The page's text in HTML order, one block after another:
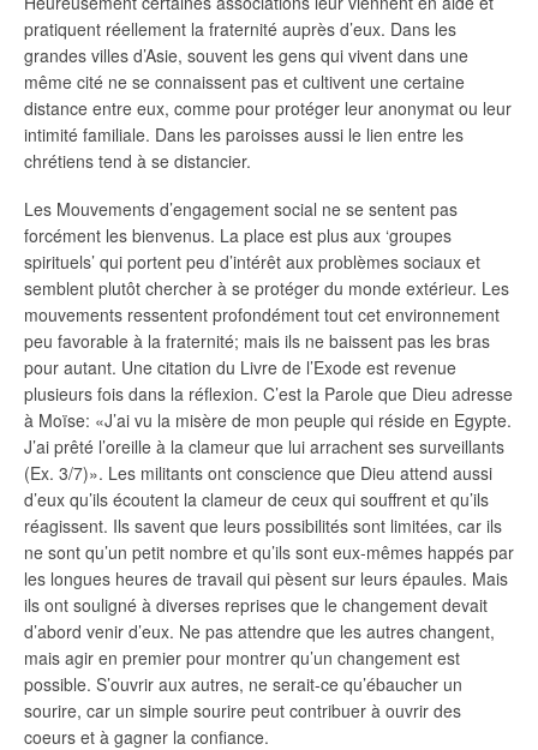
pratiquent réellement la fraternité auprès d’eux. Dans les
grandes villes d’Asie, souvent les gens qui vivent dans une
même cité ne se connaissent pas et cultivent une certaine
distance entre eux, comme pour protéger leur anonymat ou leur
intimité familiale. Dans les paroisses aussi le lien entre les
chrétiens tend à se distancier.
Les Mouvements d’engagement social ne se sentent pas
forcément les bienvenus. La place est plus aux ‘groupes
spirituels’ qui portent peu d’intérêt aux problèmes sociaux et
semblent plutôt chercher à se protéger du monde extérieur. Les
mouvements ressentent profondément tout cet environnement
peu favorable à la fraternité; mais ils ne baissent pas les bras
pour autant. Une citation du Livre de l’Exode est revenue
plusieurs fois dans la réflexion. C’est la Parole que Dieu adresse
à Moïse: «J’ai vu la misère de mon peuple qui réside en Egypte.
J’ai prêté l’oreille à la clameur que lui arrachent ses surveillants
(Ex. 3/7)». Les militants ont conscience que Dieu attend aussi
d’eux qu’ils écoutent la clameur de ceux qui souffrent et qu’ils
réagissent. Ils savent que leurs possibilités sont limitées, car ils
ne sont qu’un petit nombre et qu’ils sont eux-mêmes happés par
les longues heures de travail qui pèsent sur leurs épaules. Mais
ils ont souligné à diverses reprises que le changement devait
d’abord venir d’eux. Ne pas attendre que les autres changent,
mais agir en premier pour montrer qu’un changement est
possible. S’ouvrir aux autres, ne serait-ce qu’ébaucher un
sourire, car un simple sourire peut contribuer à ouvrir des
coeurs et à gagner la confiance.